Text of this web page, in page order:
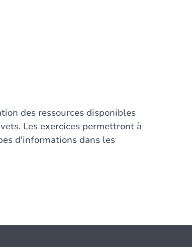
des ressources disponibles
Les exercices permettront à
d'informations dans les